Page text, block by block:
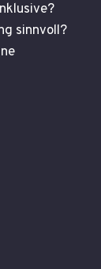
sinnvoll?